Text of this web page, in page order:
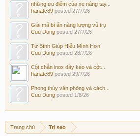
những ưu điểm của xe nâng tay...
hanatc89 posted 27/7/26
Giải mã bí ẩn năng lượng vũ trụ
Cuu Dung posted 27/7/26
Tử Bình Giúp Hiểu Mình Hơn
Cuu Dung posted 28/7/26
Cột chắn inox dây kéo và cột...
hanatc89 posted 29/7/26
Phong thủy văn phòng và cách...
Cuu Dung posted 1/8/26
Trang chủ Trị sẹo